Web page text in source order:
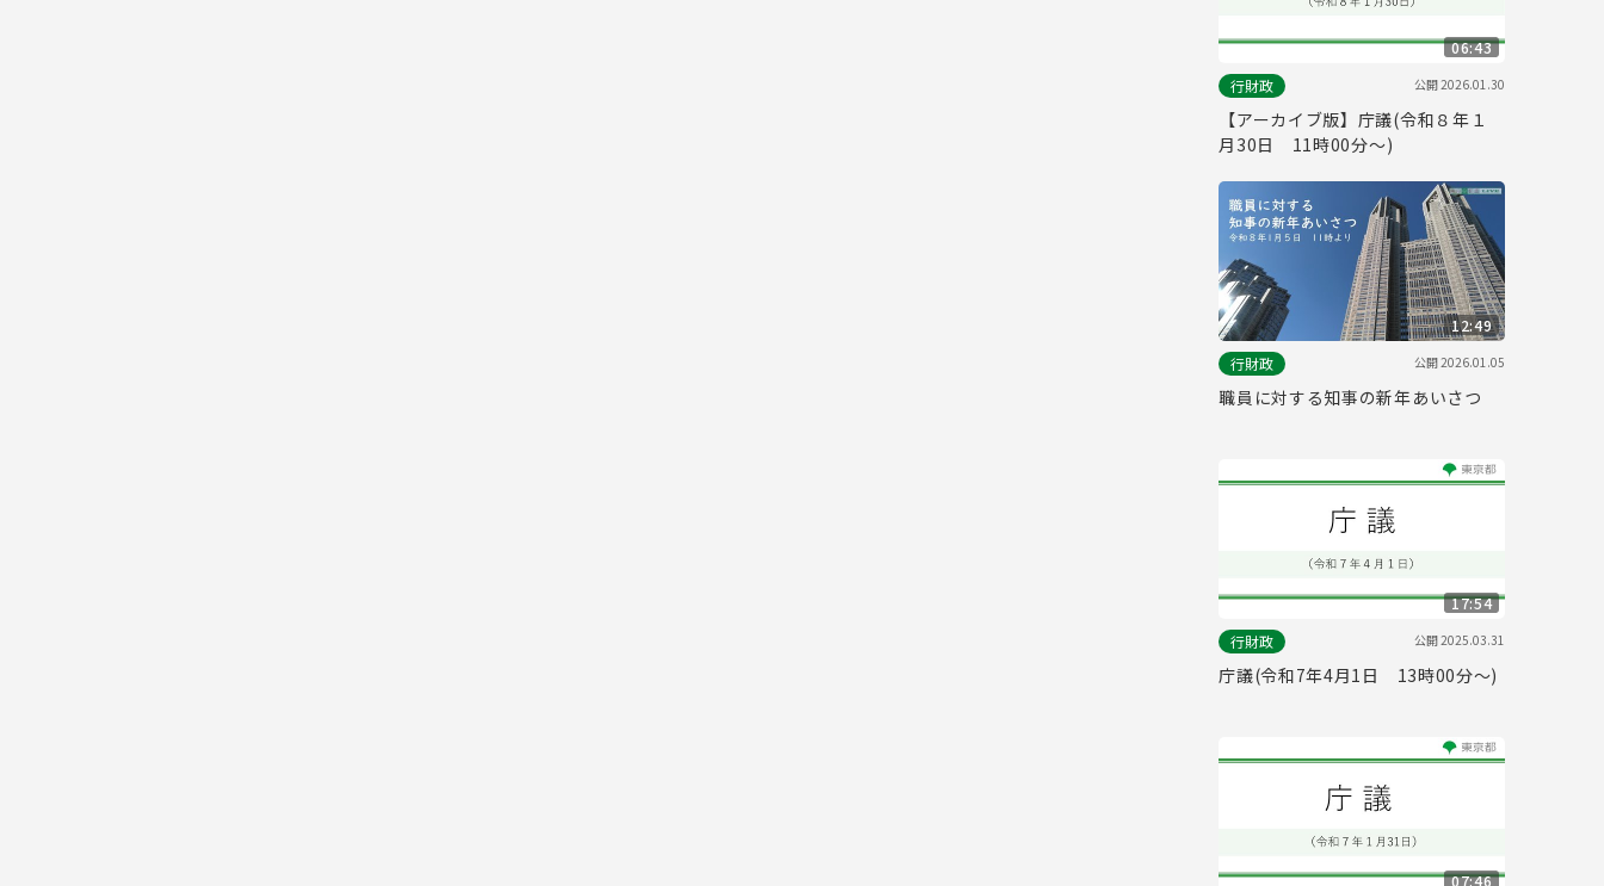
06:43
行財政
公開2026.01.30
【アーカイブ版】庁議(令和８年１
月30日 11時00分～)
12:49
行財政
公開2026.01.05
職員に対する知事の新年あいさつ
17:54
行財政
公開2025.03.31
庁議(令和7年4月1日 13時00分～)
07:46